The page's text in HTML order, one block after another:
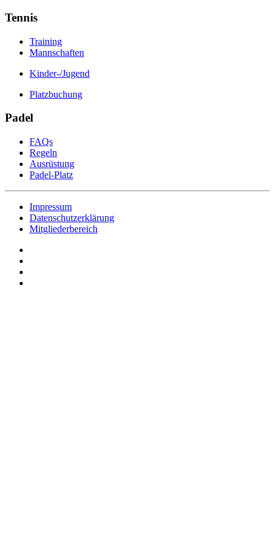
Tennis
Training
Mannschaften
Kinder-/Jugend
Platzbuchung
Padel
FAQs
Regeln
Ausrüstung
Padel-Platz
Impressum
Datenschutzerklärung
Mitgliederbereich